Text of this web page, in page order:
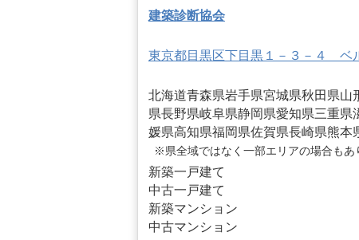
建築診断協会
東京都目黒区下目黒１－３－４ ベ
北海道青森県岩手県宮城県秋田県山
県長野県岐阜県静岡県愛知県三重県
媛県高知県福岡県佐賀県長崎県熊本
※県全域ではなく一部エリアの場合もあ
新築一戸建て
中古一戸建て
新築マンション
中古マンション